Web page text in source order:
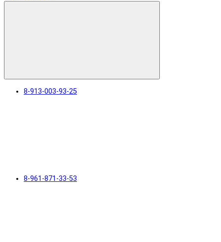
8-913-003-93-25
8-961-871-33-53